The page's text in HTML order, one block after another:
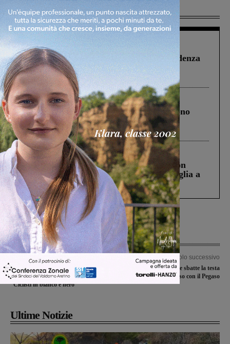
Più lette
Figline Incisa Valdarno 1 Agosto 2026
Piscina di Figline finanziata oltre la scadenza
Pnrr, il gruppo di Fratelli d’Italia: “Un
ringraziamento al Governo”
Cronaca 4 Agosto 2026
Un anno fa la strage in A1 in cui morirono
Gianni, Giulia e Franco. Lo schianto, il
processo, lo stop ai sorpassi fra tir....
Cronaca 3 Agosto 2026
Scomparso da una struttura di Castiglion
Fiorentino l’uomo che aveva ucciso la figlia a
Levane nel 2020
Articolo precedente
L’australiano Jack Beckinsale vince a
San Leolino la seconda edizione del
“Ciclisti in bianco e nero”
Articolo successivo
Cade dallo scaleo e sbatte la testa
sulla vasca, soccorso con il Pegaso
Ultime Notizie